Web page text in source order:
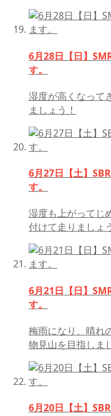
6月28日【日】
す。
湿度が高くなって
ましょう！
6月27日【土】
す。
湿度も上がってじ
付けて走りましょう
6月21日【日】
す。
梅雨になり、晴れ
物見山を目指しま
6月20日【土】